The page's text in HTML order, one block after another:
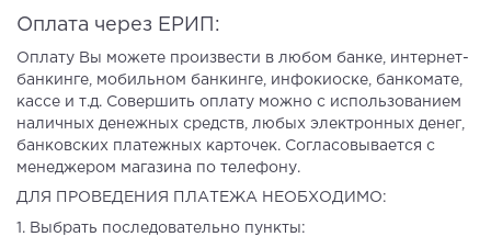
Оплата через ЕРИП:
Оплату Вы можете произвести в любом банке, интернет-
банкинге, мобильном банкинге, инфокиоске, банкомате,
кассе и т.д. Совершить оплату можно с использованием
наличных денежных средств, любых электронных денег,
банковских платежных карточек. Согласовывается с
менеджером магазина по телефону.
ДЛЯ ПРОВЕДЕНИЯ ПЛАТЕЖА НЕОБХОДИМО:
1. Выбрать последовательно пункты: